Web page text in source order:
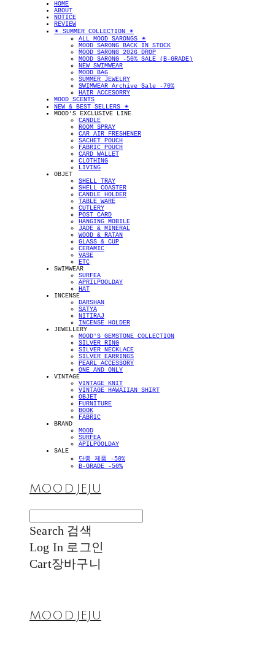
HOME
ABOUT
NOTICE
REVIEW
✴︎ SUMMER COLLECTION ✴︎
ALL MOOD SARONGS ✴︎
MOOD SARONG BACK IN STOCK
MOOD SARONG 2026 DROP
MOOD SARONG -50% SALE (B-GRADE)
NEW SWIMWEAR
MOOD BAG
SUMMER JEWELRY
SWIMWEAR Archive Sale -70%
HAIR ACCESORRY
MOOD SCENTS
NEW & BEST SELLERS ✴︎
MOOD'S EXCLUSIVE LINE
CANDLE
ROOM SPRAY
CAR AIR FRESHENER
SACHET POUCH
FABRIC POUCH
CARD WALLET
CLOTHING
LIVING
OBJET
SHELL TRAY
SHELL COASTER
CANDLE HOLDER
TABLE WARE
CUTLERY
POST CARD
HANGING MOBILE
JADE & MINERAL
WOOD & RATAN
GLASS & CUP
CERAMIC
VASE
ETC
SWIMWEAR
SURFEA
APRILPOOLDAY
HAT
INCENSE
DARSHAN
SATYA
NITIRAJ
INCENSE HOLDER
JEWELLERY
MOOD'S GEMSTONE COLLECTION
SILVER RING
SILVER NECKLACE
SILVER EARRINGS
PEARL ACCESSORY
ONE AND ONLY
VINTAGE
VINTAGE KNIT
VINTAGE HAWAIIAN SHIRT
OBJET
FURNITURE
BOOK
FABRIC
BRAND
MOOD
SURFEA
APILPOOLDAY
SALE
단종 제품 -50%
B-GRADE -50%
MOOD.JEJU
Search 검색
Log In 로그인
Cart장바구니
MOOD.JEJU